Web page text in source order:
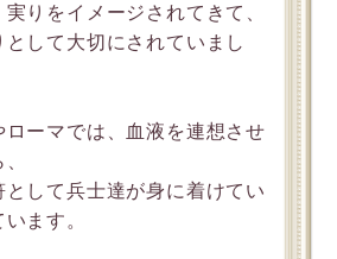
りをイメージされてきて、
して大切にされていまし
ーマでは、血液を連想させ
して兵士達が身に着けてい
ます。